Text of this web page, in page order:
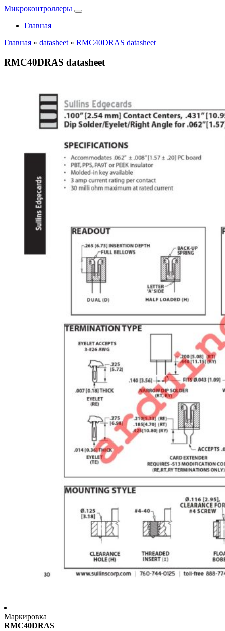
Микроконтроллеры
Главная
Главная » datasheet » RMC40DRAS datasheet
RMC40DRAS datasheet
Маркировка
RMC40DRAS